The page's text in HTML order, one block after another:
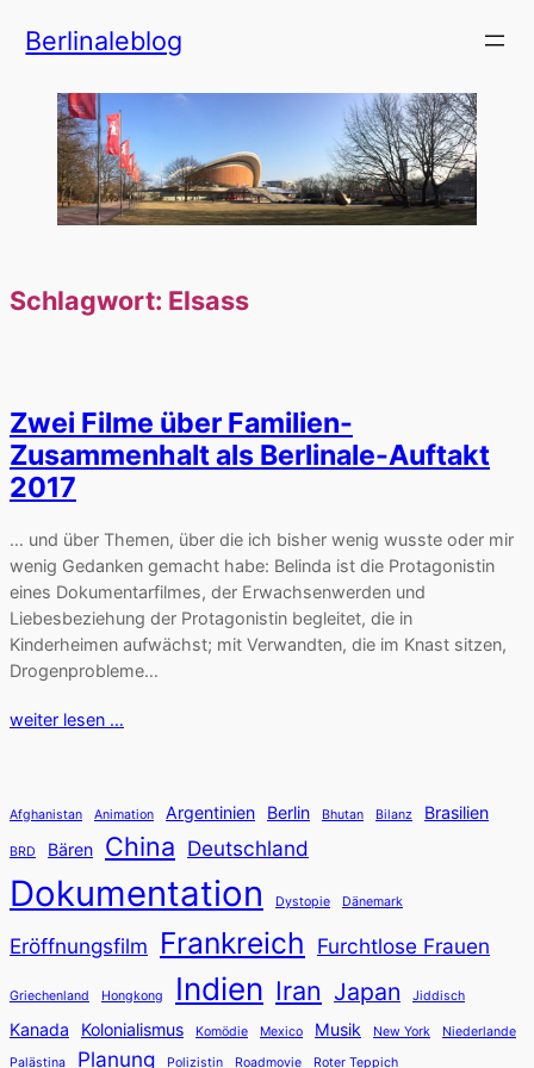
Inhalt
Berlinaleblog
Schlagwort: Elsass
Zwei Filme über Familien-
Zusammenhalt als Berlinale-Auftakt
2017
… und über Themen, über die ich bisher wenig wusste oder mir
wenig Gedanken gemacht habe: Belinda ist die Protagonistin
eines Dokumentarfilmes, der Erwachsenwerden und
Liebesbeziehung der Protagonistin begleitet, die in
Kinderheimen aufwächst; mit Verwandten, die im Knast sitzen,
Drogenprobleme…
weiter lesen …
Afghanistan Animation Argentinien Berlin Bhutan Bilanz Brasilien
BRD Bären China Deutschland
Dokumentation Dystopie Dänemark
Eröffnungsfilm Frankreich Furchtlose Frauen
Griechenland Hongkong Indien Iran Japan Jiddisch
Kanada Kolonialismus Komödie Mexico Musik New York
Niederlande
Palästina
Planung Polizistin Roadmovie Roter Teppich